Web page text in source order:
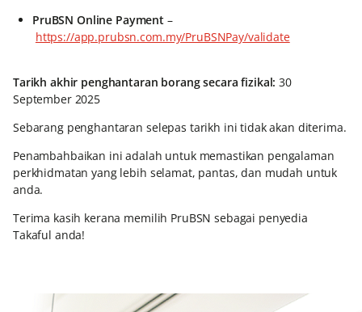
PruBSN Online Payment –
https://app.prubsn.com.my/PruBSNPay/validate
Tarikh akhir penghantaran borang secara fizikal: 30
September 2025
Sebarang penghantaran selepas tarikh ini tidak akan diterima.
Penambahbaikan ini adalah untuk memastikan pengalaman
perkhidmatan yang lebih selamat, pantas, dan mudah untuk
anda.
Terima kasih kerana memilih PruBSN sebagai penyedia
Takaful anda!